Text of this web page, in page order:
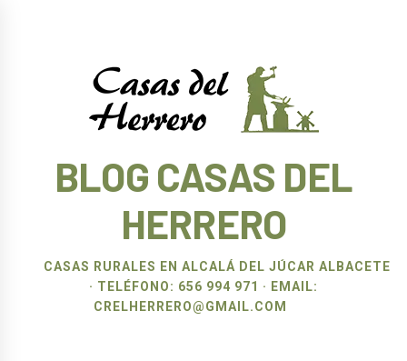
BLOG CASAS DEL
HERRERO
CASAS RURALES EN ALCALÁ DEL JÚCAR ALBACETE
· TELÉFONO: 656 994 971 · EMAIL:
CRELHERRERO@GMAIL.COM